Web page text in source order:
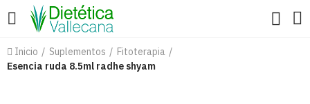
Inicio Suplementos
Fitoterapia
Esencia ruda 8.5ml radhe shyam